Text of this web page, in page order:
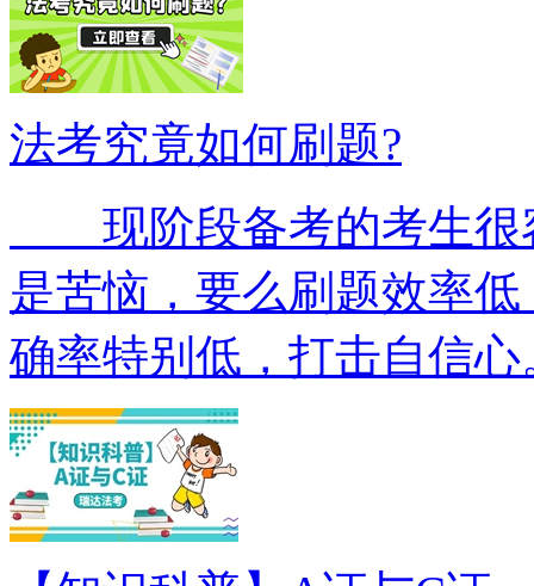
法考究竟如何刷题?
现阶段备考的考生很
是苦恼，要么刷题效率
确率特别低，打击自信心